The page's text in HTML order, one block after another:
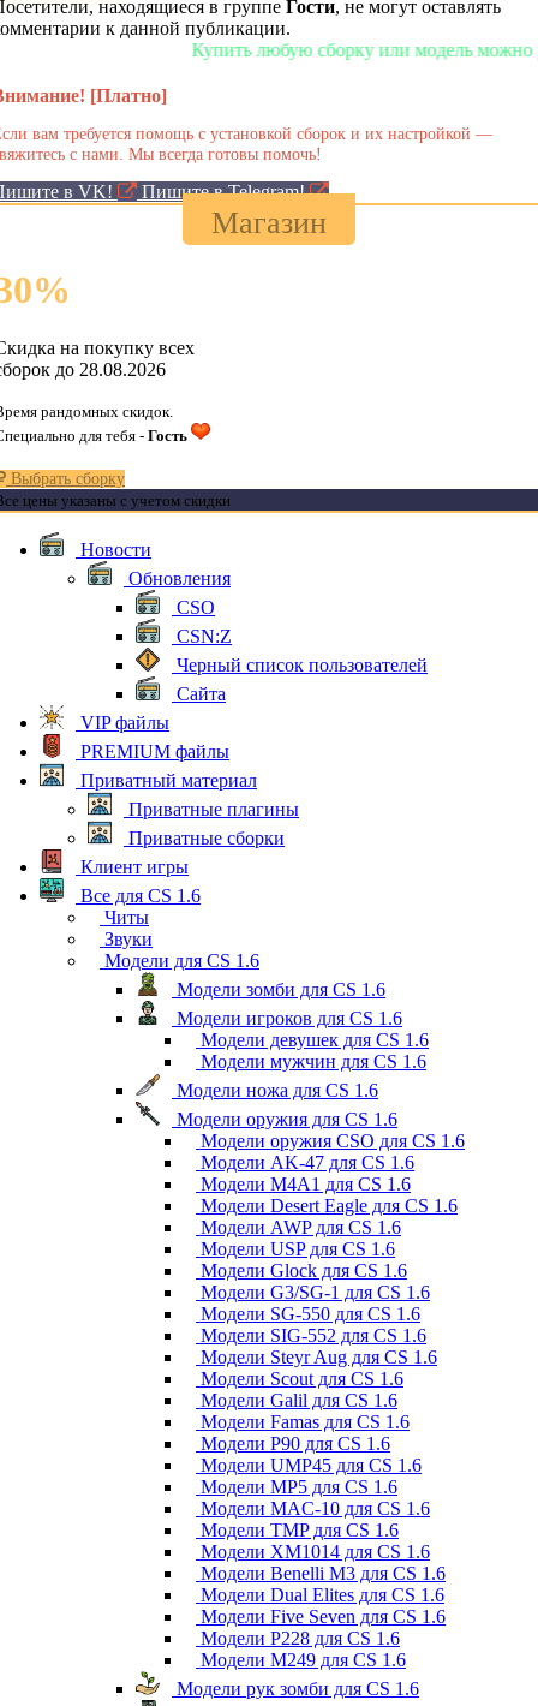
находящиеся в группе Гости, не могут оставлять
к данной публикации.
Купить любую сборку или модель можно у нас в
[Платно]
вам требуется помощь с установкой сборок и их настройкой —
с нами. Мы всегда готовы помочь!
в VK! Пишите в Telegram!
Магазин
%
на покупку всех
до 28.08.2026
рандомных скидок.
для тебя - Гость
Выбрать сборку
цены указаны с учетом скидки
Новости
Обновления
CSO
CSN:Z
Черный список пользователей
Сайта
VIP файлы
PREMIUM файлы
Приватный материал
Приватные плагины
Приватные сборки
Клиент игры
Все для CS 1.6
Читы
Звуки
Модели для CS 1.6
Модели зомби для CS 1.6
Модели игроков для CS 1.6
Модели девушек для CS 1.6
Модели мужчин для CS 1.6
Модели ножа для CS 1.6
Модели оружия для CS 1.6
Модели оружия CSO для CS 1.6
Модели AK-47 для CS 1.6
Модели M4A1 для CS 1.6
Модели Desert Eagle для CS 1.6
Модели AWP для CS 1.6
Модели USP для CS 1.6
Модели Glock для CS 1.6
Модели G3/SG-1 для CS 1.6
Модели SG-550 для CS 1.6
Модели SIG-552 для CS 1.6
Модели Steyr Aug для CS 1.6
Модели Scout для CS 1.6
Модели Galil для CS 1.6
Модели Famas для CS 1.6
Модели P90 для CS 1.6
Модели UMP45 для CS 1.6
Модели MP5 для CS 1.6
Модели MAC-10 для CS 1.6
Модели TMP для CS 1.6
Модели XM1014 для CS 1.6
Модели Benelli M3 для CS 1.6
Модели Dual Elites для CS 1.6
Модели Five Seven для CS 1.6
Модели P228 для CS 1.6
Модели M249 для CS 1.6
Модели рук зомби для CS 1.6